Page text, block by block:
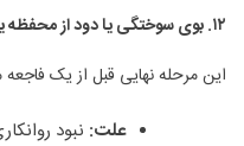
۱۲.بوی سوختگی یا دود از محفظه
این مرحله نهایی قبل از یک
علت: نبود